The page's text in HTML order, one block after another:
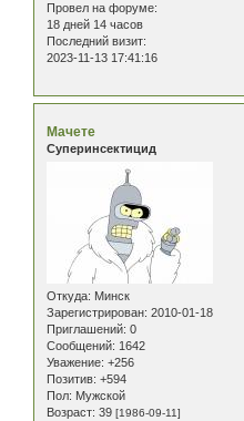
Провел на форуме:
18 дней 14 часов
Последний визит:
2023-11-13 17:41:16
Мачете
Суперинсектицид
Откуда: Минск
Зарегистрирован: 2010-01-18
Приглашений: 0
Сообщений: 1642
Уважение: +256
Позитив: +594
Пол: Мужской
Возраст: 39 [1986-09-11]